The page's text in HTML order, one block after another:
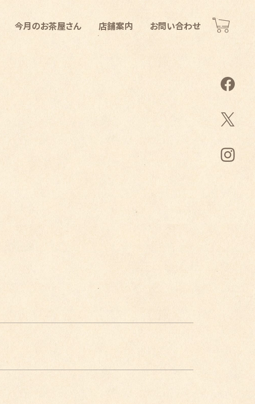
今月のお茶屋さん 店舗案内 お問い合わせ